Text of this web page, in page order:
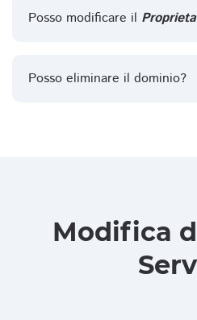
Posso modificare il
Posso eliminare il dominio?
Modifica